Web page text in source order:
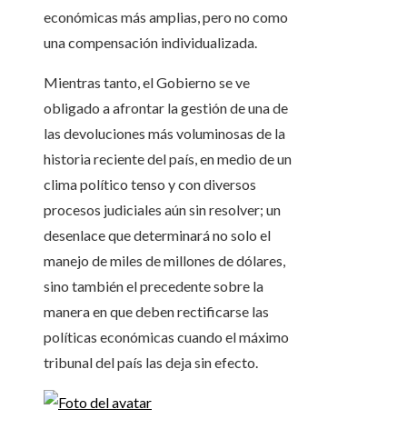
económicas más amplias, pero no como
una compensación individualizada.
Mientras tanto, el Gobierno se ve
obligado a afrontar la gestión de una de
las devoluciones más voluminosas de la
historia reciente del país, en medio de un
clima político tenso y con diversos
procesos judiciales aún sin resolver; un
desenlace que determinará no solo el
manejo de miles de millones de dólares,
sino también el precedente sobre la
manera en que deben rectificarse las
políticas económicas cuando el máximo
tribunal del país las deja sin efecto.